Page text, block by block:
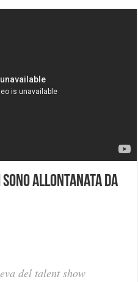
sono allontanata da
del talent show